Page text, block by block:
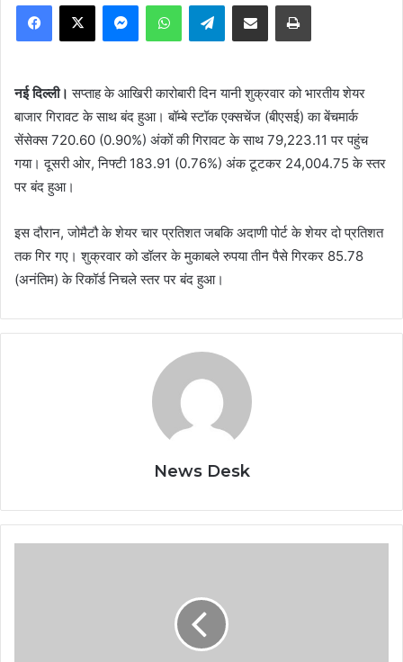
Facebook
X MessengerWhatsAppTelegramShare via Email Print
नई दिल्ली। सप्ताह के आखिरी कारोबारी दिन यानी शुक्रवार को भारतीय शेयर
बाजार गिरावट के साथ बंद हुआ। बॉम्बे स्टॉक एक्सचेंज (बीएसई) का बेंचमार्क
सेंसेक्स 720.60 (0.90%) अंकों की गिरावट के साथ 79,223.11 पर पहुंच
गया। दूसरी ओर, निफ्टी 183.91 (0.76%) अंक टूटकर 24,004.75 के स्तर
पर बंद हुआ।
इस दौरान, जोमैटौ के शेयर चार प्रतिशत जबकि अदाणी पोर्ट के शेयर दो प्रतिशत
तक गिर गए। शुक्रवार को डॉलर के मुकाबले रुपया तीन पैसे गिरकर 85.78
(अनंतिम) के रिकॉर्ड निचले स्तर पर बंद हुआ।
News Desk